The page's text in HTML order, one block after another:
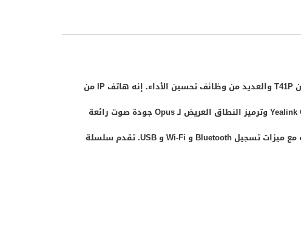
يعد SIP-T41S أداة أعمال غنية بالميزات لاتصالات فائقة ووظائف موسعة. إنه يوفر واجهة أسرع وأكثر استجابة من T41P والعديد من وظائف تحسين الأداء. إنه هاتف IP من
ستة أسطر يأتي مع مفاتيح مدمجة قابلة للبرمجة لتعزيز الإنتاجية. يوفر SIP-T41S المزود بتقنية Yealink Optima HD Voice وترميز النطاق العريض لـ Opus جودة صوت رائعة
واتصالات صوتية فائقة الوضوح. مع منفذ USB جديد تمامًا ، يتميز SIP-T41S بوظائف لا مثيل لها وإمكانية توسعة مع ميزات تسجيل Bluetooth و Wi-Fi و USB. تقدم سلسلة